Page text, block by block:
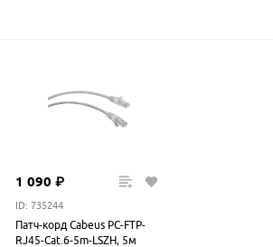
1 090 ₽
ID: 735244
Патч-корд Cabeus PC-FTP-
RJ45-Cat.6-5m-LSZH, 5м